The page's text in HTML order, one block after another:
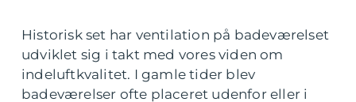
Historisk set har ventilation på badeværelset
udviklet sig i takt med vores viden om
indeluftkvalitet. I gamle tider blev
badeværelser ofte placeret udenfor eller i